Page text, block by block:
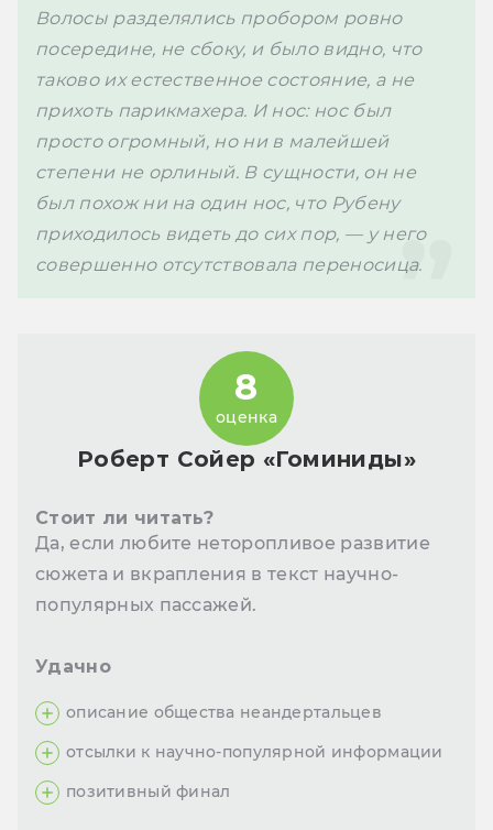
Волосы разделялись пробором ровно
посередине, не сбоку, и было видно, что
таково их естественное состояние, а не
прихоть парикмахера. И нос: нос был
просто огромный, но ни в малейшей
степени не орлиный. В сущности, он не
был похож ни на один нос, что Рубену
приходилось видеть до сих пор, — у него
совершенно отсутствовала переносица.
Роберт Сойер «Гоминиды»
8
оценка
Стоит ли читать?
Да, если любите неторопливое развитие
сюжета и вкрапления в текст научно-
популярных пассажей.
Удачно
описание общества неандертальцев
отсылки к научно-популярной информации
позитивный финал